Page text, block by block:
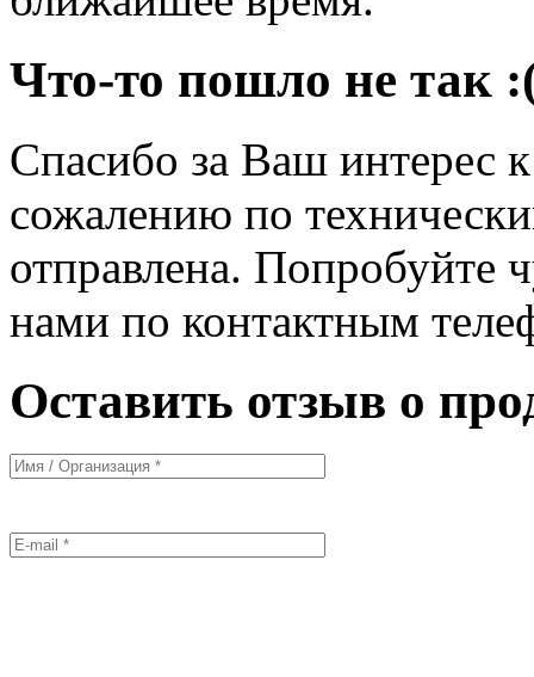
Что-то пошло не так
Спасибо за Ваш интерес
сожалению по
отправлена. Попробуйте
нами по контактным
Оставить отзыв о